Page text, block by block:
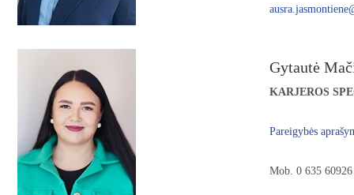
Gytautė
KARJEROS
Pareigybės
Mob. 0 635 60926